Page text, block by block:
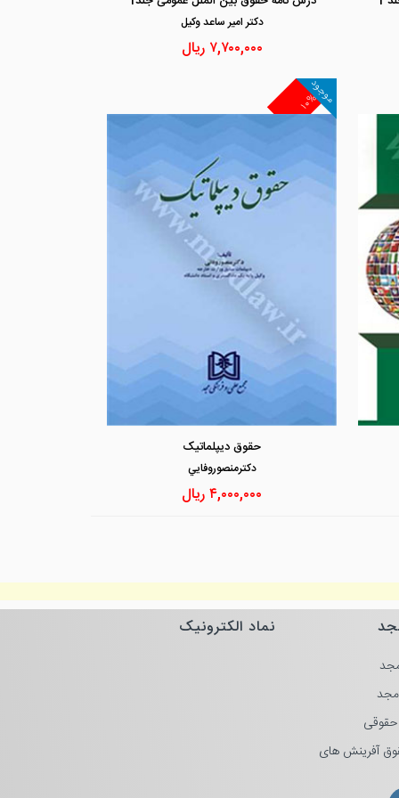
دكتر امير ساعد وكيل
۷,۷۰۰,۰۰۰ ریال
۱۰%
موجود
حقوق دیپلماتیک
دكترمنصوروفايي
۴,۰۰۰,۰۰۰ریال
آفرینش های
نماد الکترونیک